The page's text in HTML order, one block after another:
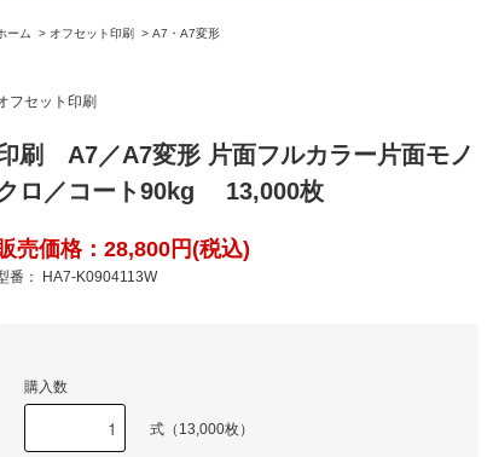
ーム > オフセット印刷 > A7・A7変形
フセット印刷
刷 A7／A7変形 片面フルカラー片面モノ
ロ／コート90kg 13,000枚
売価格：28,800円(税込)
番： HA7-K0904113W
購入数
式（13,000枚）